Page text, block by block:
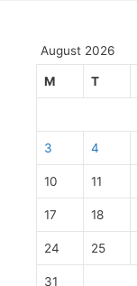
August 2026
M T
3 4
10 11
17 18
24 25
31